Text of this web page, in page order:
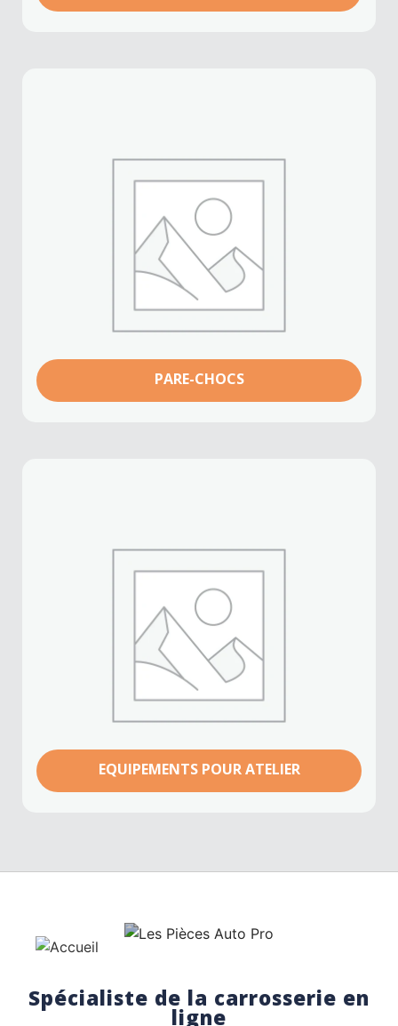
PARE-CHOCS
EQUIPEMENTS POUR ATELIER
Spécialiste de la carrosserie en
ligne